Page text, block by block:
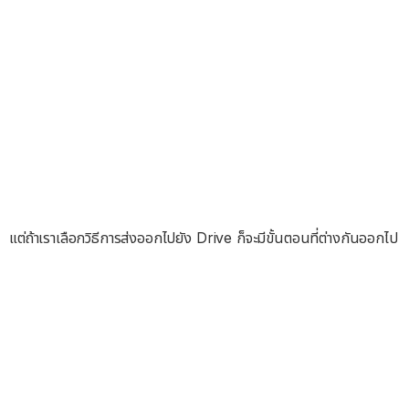
แต่ถ้าเราเลือกวิธีการส่งออกไปยัง Drive ก็จะมีขั้นตอนที่ต่างกันออกไป